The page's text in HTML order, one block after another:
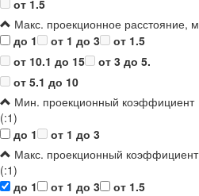
от 1.5
Макс. проекционное расстояние, м
до 1
от 1 до 3
от 1.5
от 10.1 до 15
от 3 до 5.
от 5.1 до 10
Мин. проекционный коэффициент
(:1)
до 1
от 1 до 3
Макс. проекционный коэффициент
(:1)
до 1
от 1 до 3
от 1.5